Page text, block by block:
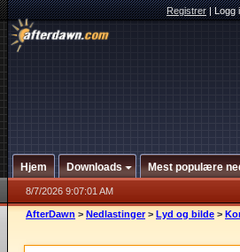
Registrer|Logg
Hjem Downloads Mest populære
8/7/2026 9:07:01 AM
AfterDawn > Nedlastinger > Lyd og bilde >